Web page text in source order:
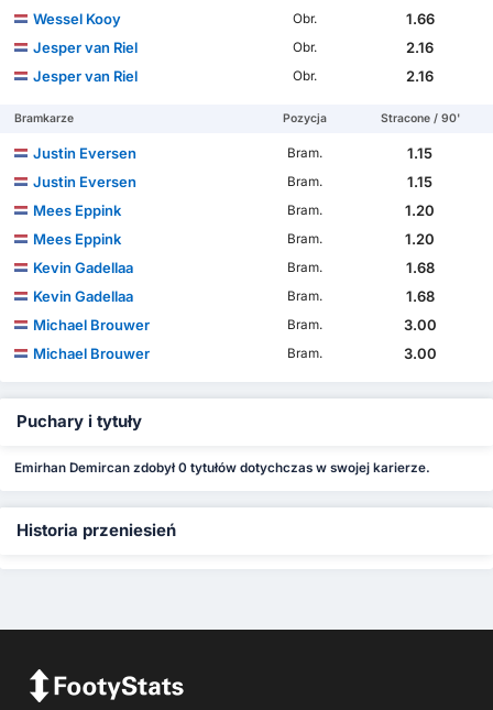
Wessel Kooy
Obr.
1.66
Jesper van Riel
Obr.
2.16
Jesper van Riel
Obr. 2.16
Bramkarze Pozycja Stracone / 90'
Justin Eversen Bram.
1.15
Justin Eversen
Bram.
1.15
Mees Eppink
Bram.
1.20
Mees Eppink
Bram.
1.20
Kevin Gadellaa
Bram.
1.68
Kevin Gadellaa
Bram.
1.68
Michael Brouwer
Bram.
3.00
Michael Brouwer
Bram. 3.00
Puchary i tytuły
Emirhan Demircan zdobył 0 tytułów dotychczas w swojej karierze.
Historia przeniesień